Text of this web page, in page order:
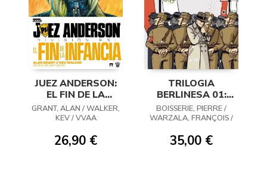
JUEZ ANDERSON:
EL FIN DE LA
INFANCIA
GRANT, ALAN / WALKER,
KEV / VVAA
26,90 €
TRILOGIA
BERLINESA 01:
VIOLETAS DE
MARZO
BOISSERIE, PIERRE /
WARZALA, FRANÇOIS /
35,00 €